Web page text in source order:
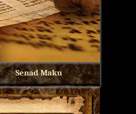
Senad Maku